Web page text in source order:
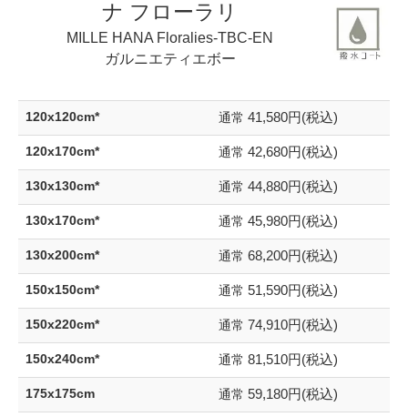
ナ フローラリ
MILLE HANA Floralies-TBC-EN
ガルニエティエボー
120x120cm* 通常 41,580円(税込)
120x170cm* 通常 42,680円(税込)
130x130cm* 通常 44,880円(税込)
130x170cm* 通常 45,980円(税込)
130x200cm* 通常 68,200円(税込)
150x150cm* 通常 51,590円(税込)
150x220cm* 通常 74,910円(税込)
150x240cm* 通常 81,510円(税込)
175x175cm 通常 59,180円(税込)